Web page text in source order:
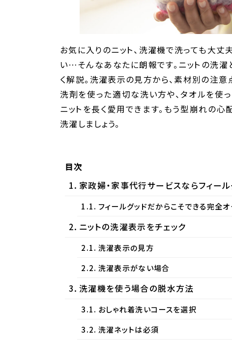
お気に入りのニット、洗濯機で洗っても大
い…そんなあなたに朗報です。ニットの洗
く解説。洗濯表示の見方から、素材別の注意
洗剤を使った適切な洗い方や、タオルを使
ニットを長く愛用できます。もう型崩れの心
洗濯しましょう。
目次
家政婦・家事代行サービスならフィー
フィールグッドだからこそできる完全
ニットの洗濯表示をチェック
洗濯表示の見方
洗濯表示がない場合
洗濯機を使う場合の脱水方法
おしゃれ着洗いコースを選択
洗濯ネットは必須